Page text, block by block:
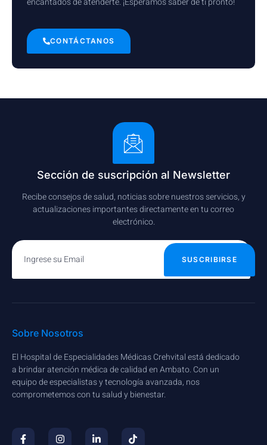
CONTÁCTANOS
Sección de suscripción al Newsletter
Recibe consejos de salud, noticias sobre nuestros servicios, y
actualizaciones importantes directamente en tu correo
electrónico.
SUSCRIBIRSE
Sobre Nosotros
El Hospital de Especialidades Médicas Crehvital está dedicado
a brindar atención médica de calidad en Ambato. Con un
equipo de especialistas y tecnología avanzada, nos
comprometemos con tu salud y bienestar.